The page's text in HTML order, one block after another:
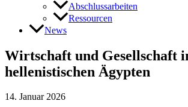
Abschlussarbeiten
Ressourcen
News
Wirtschaft und Gesellschaft
hellenistischen Ägypten
14. Januar 2026